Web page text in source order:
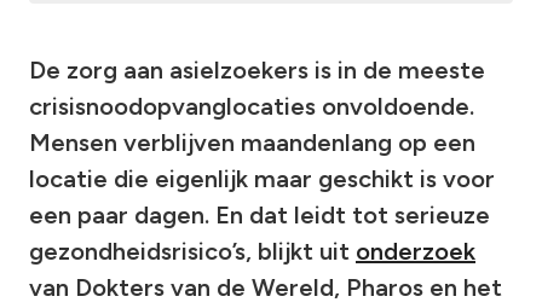
De zorg aan asielzoekers is in de meeste
crisisnoodopvanglocaties onvoldoende.
Mensen verblijven maandenlang op een
locatie die eigenlijk maar geschikt is voor
een paar dagen. En dat leidt tot serieuze
gezondheidsrisico’s, blijkt uit onderzoek
van Dokters van de Wereld, Pharos en het